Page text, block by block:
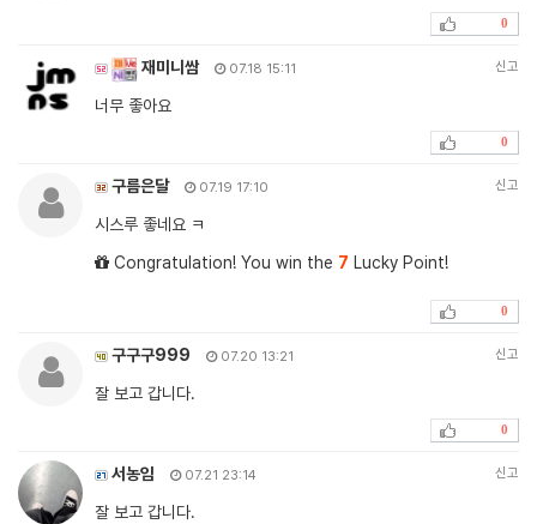
0
재미니쌈 07.18 15:11 신고
너무 좋아요
0
구름은달 07.19 17:10 신고
시스루 좋네요 ㅋ
Congratulation! You win the 7 Lucky Point!
0
구구구999 07.20 13:21 신고
잘 보고 갑니다.
0
서농임 07.21 23:14 신고
잘 보고 갑니다.